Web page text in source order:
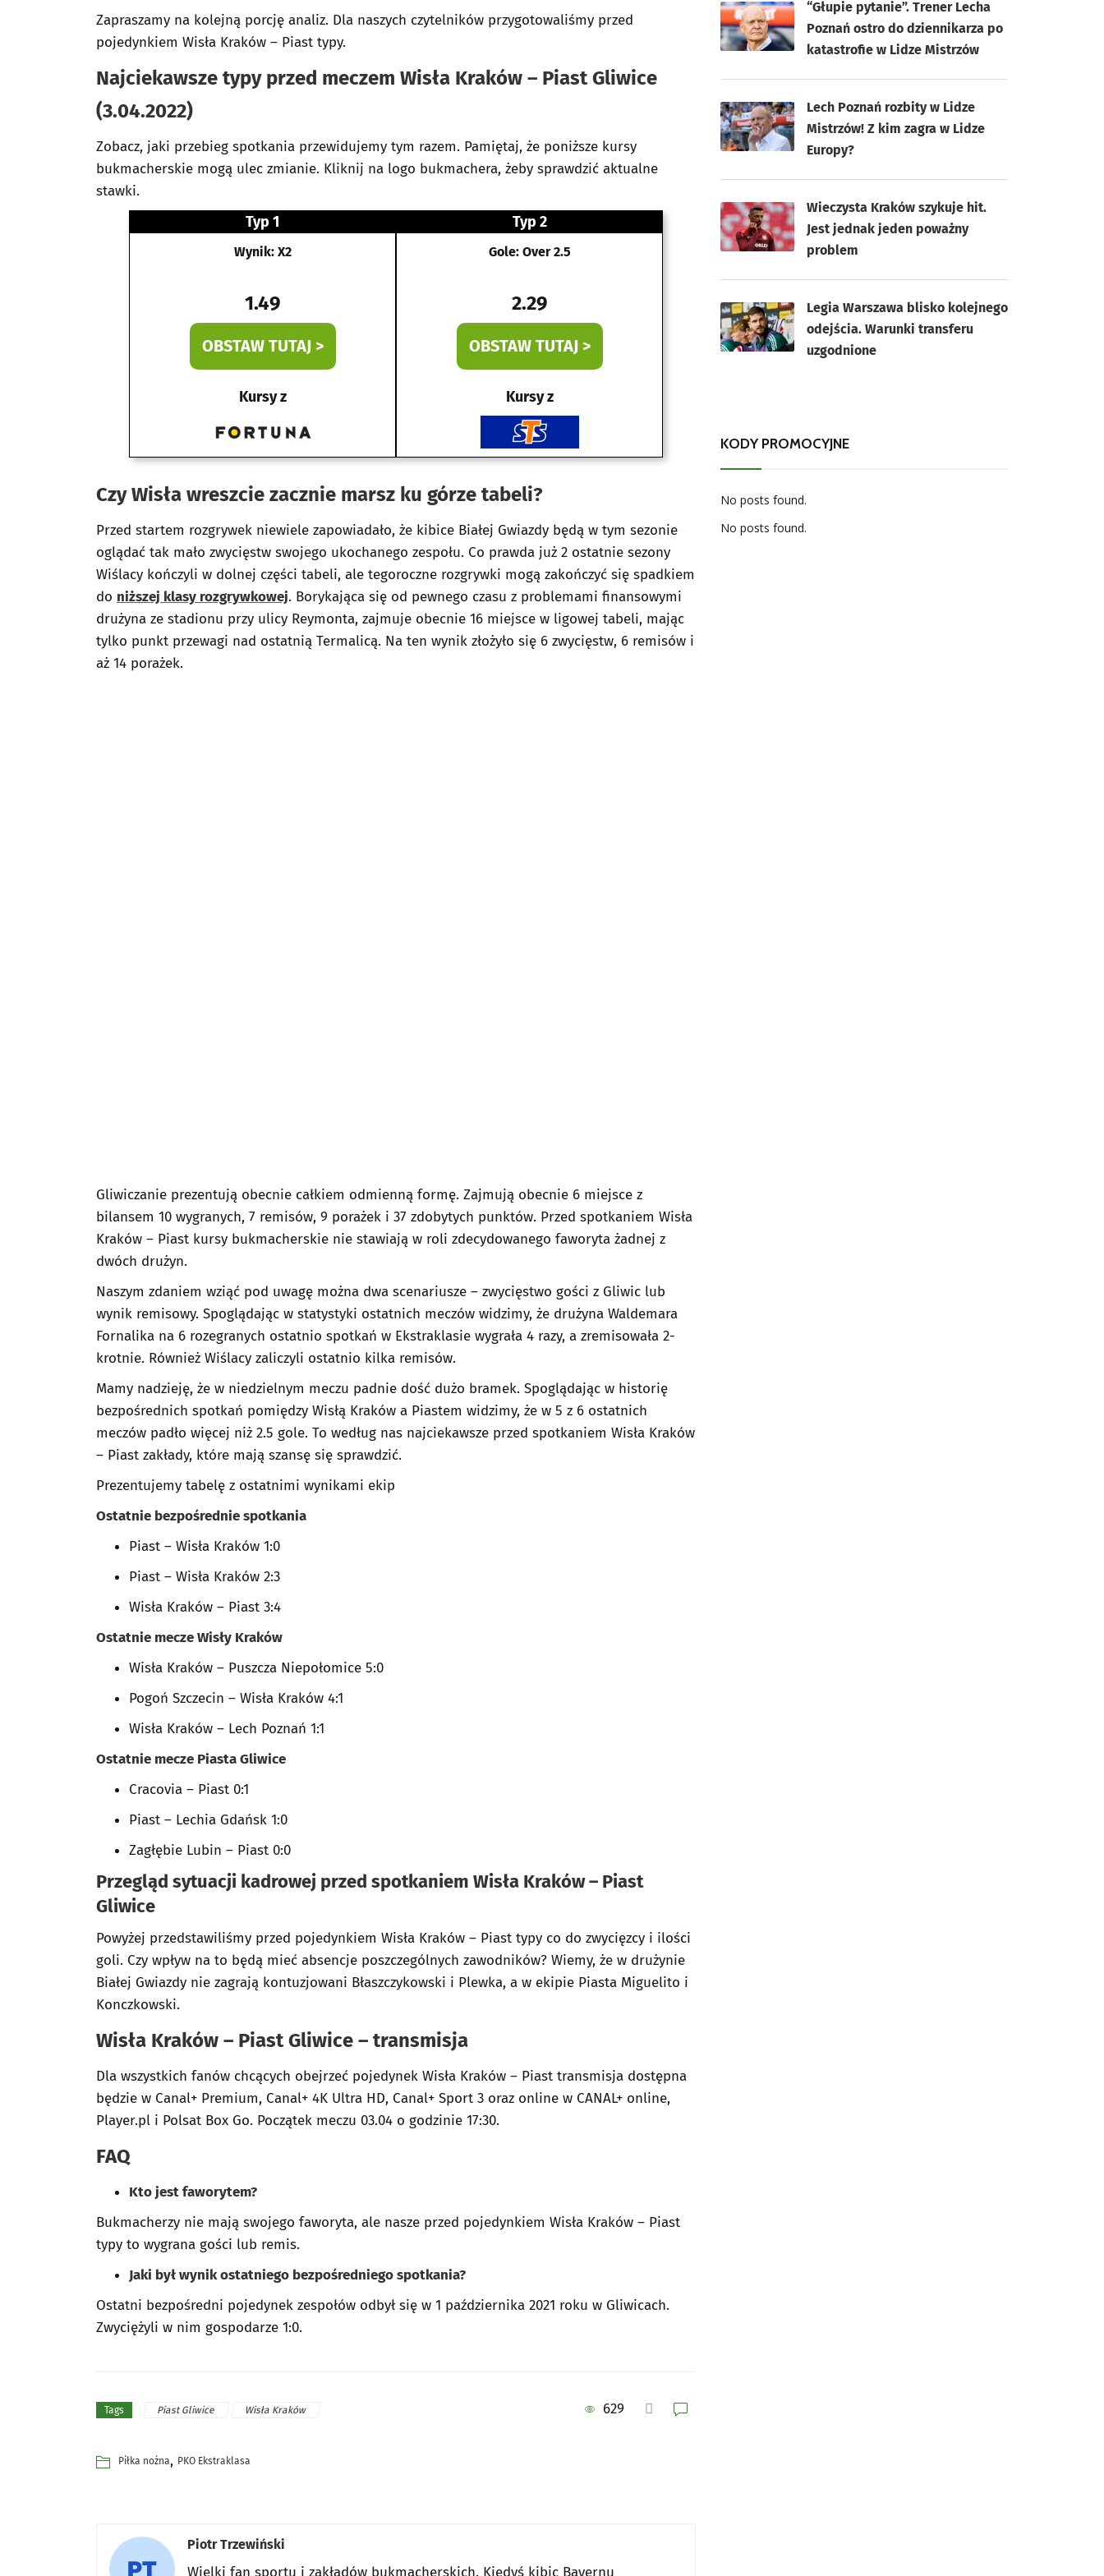
Zapraszamy na kolejną porcję analiz. Dla naszych czytelników przygotowaliśmy przed
pojedynkiem Wisła Kraków – Piast typy.
Najciekawsze typy przed meczem Wisła Kraków – Piast Gliwice
(3.04.2022)
Zobacz, jaki przebieg spotkania przewidujemy tym razem. Pamiętaj, że poniższe kursy
bukmacherskie mogą ulec zmianie. Kliknij na logo bukmachera, żeby sprawdzić aktualne
stawki.
Typ 1
Wynik: X2
1.49
OBSTAW TUTAJ >
Kursy z
Typ 2
Gole: Over 2.5
2.29
OBSTAW TUTAJ >
Kursy z
Czy Wisła wreszcie zacznie marsz ku górze tabeli?
Przed startem rozgrywek niewiele zapowiadało, że kibice Białej Gwiazdy będą w tym sezonie
oglądać tak mało zwycięstw swojego ukochanego zespołu. Co prawda już 2 ostatnie sezony
Wiślacy kończyli w dolnej części tabeli, ale tegoroczne rozgrywki mogą zakończyć się spadkiem
do niższej klasy rozgrywkowej. Borykająca się od pewnego czasu z problemami finansowymi
drużyna ze stadionu przy ulicy Reymonta, zajmuje obecnie 16 miejsce w ligowej tabeli, mając
tylko punkt przewagi nad ostatnią Termalicą. Na ten wynik złożyło się 6 zwycięstw, 6 remisów i
aż 14 porażek.
Gliwiczanie prezentują obecnie całkiem odmienną formę. Zajmują obecnie 6 miejsce z
bilansem 10 wygranych, 7 remisów, 9 porażek i 37 zdobytych punktów. Przed spotkaniem Wisła
Kraków – Piast kursy bukmacherskie nie stawiają w roli zdecydowanego faworyta żadnej z
dwóch drużyn.
Naszym zdaniem wziąć pod uwagę można dwa scenariusze – zwycięstwo gości z Gliwic lub
wynik remisowy. Spoglądając w statystyki ostatnich meczów widzimy, że drużyna Waldemara
Fornalika na 6 rozegranych ostatnio spotkań w Ekstraklasie wygrała 4 razy, a zremisowała 2-
krotnie. Również Wiślacy zaliczyli ostatnio kilka remisów.
Mamy nadzieję, że w niedzielnym meczu padnie dość dużo bramek. Spoglądając w historię
bezpośrednich spotkań pomiędzy Wisłą Kraków a Piastem widzimy, że w 5 z 6 ostatnich
meczów padło więcej niż 2.5 gole. To według nas najciekawsze przed spotkaniem Wisła Kraków
– Piast zakłady, które mają szansę się sprawdzić.
Prezentujemy tabelę z ostatnimi wynikami ekip
Ostatnie bezpośrednie spotkania
Piast – Wisła Kraków 1:0
Piast – Wisła Kraków 2:3
Wisła Kraków – Piast 3:4
Ostatnie mecze Wisły Kraków
Wisła Kraków – Puszcza Niepołomice 5:0
Pogoń Szczecin – Wisła Kraków 4:1
Wisła Kraków – Lech Poznań 1:1
Ostatnie mecze Piasta Gliwice
Cracovia – Piast 0:1
Piast – Lechia Gdańsk 1:0
Zagłębie Lubin – Piast 0:0
Przegląd sytuacji kadrowej przed spotkaniem Wisła Kraków – Piast
Gliwice
Powyżej przedstawiliśmy przed pojedynkiem Wisła Kraków – Piast typy co do zwycięzcy i ilości
goli. Czy wpływ na to będą mieć absencje poszczególnych zawodników? Wiemy, że w drużynie
Białej Gwiazdy nie zagrają kontuzjowani Błaszczykowski i Plewka, a w ekipie Piasta Miguelito i
Konczkowski.
Wisła Kraków – Piast Gliwice – transmisja
Dla wszystkich fanów chcących obejrzeć pojedynek Wisła Kraków – Piast transmisja dostępna
będzie w Canal+ Premium, Canal+ 4K Ultra HD, Canal+ Sport 3 oraz online w CANAL+ online,
Player.pl i Polsat Box Go. Początek meczu 03.04 o godzinie 17:30.
FAQ
Kto jest faworytem?
Bukmacherzy nie mają swojego faworyta, ale nasze przed pojedynkiem Wisła Kraków – Piast
typy to wygrana gości lub remis.
Jaki był wynik ostatniego bezpośredniego spotkania?
Ostatni bezpośredni pojedynek zespołów odbył się w 1 października 2021 roku w Gliwicach.
Zwyciężyli w nim gospodarze 1:0.
Tags Piast Gliwice Wisła Kraków 629
Piłka nożna, PKO Ekstraklasa
Piotr Trzewiński
Wielki fan sportu i zakładów bukmacherskich. Kiedyś kibic Bayernu
“Głupie pytanie”. Trener Lecha
Poznań ostro do dziennikarza po
katastrofie w Lidze Mistrzów
Lech Poznań rozbity w Lidze
Mistrzów! Z kim zagra w Lidze
Europy?
Wieczysta Kraków szykuje hit.
Jest jednak jeden poważny
problem
Legia Warszawa blisko kolejnego
odejścia. Warunki transferu
uzgodnione
KODY PROMOCYJNE
No posts found.
No posts found.